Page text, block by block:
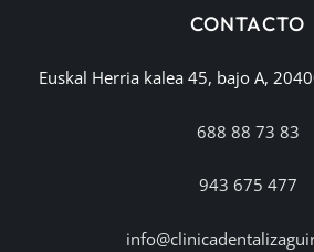
CONTACTO
Euskal Herria kalea 45, bajo A,
688 88 73 83
943 675 477